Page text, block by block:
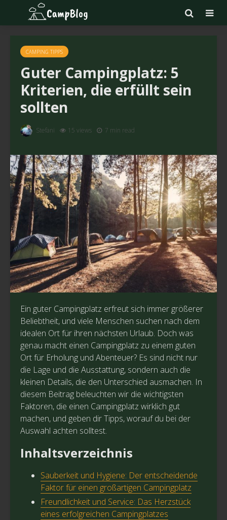
CAMPING TIPPS
Guter Campingplatz: 5
Kriterien, die erfüllt sein
sollten
Stefani 15 views 7 min read
Ein guter Campingplatz erfreut sich immer größerer
Beliebtheit, und viele Menschen suchen nach dem
idealen Ort für ihren nächsten Urlaub. Doch was
genau macht einen Campingplatz zu einem guten
Ort für Erholung und Abenteuer? Es sind nicht nur
die Lage und die Ausstattung, sondern auch die
kleinen Details, die den Unterschied ausmachen. In
diesem Beitrag beleuchten wir die wichtigsten
Faktoren, die einen Campingplatz wirklich gut
machen, und geben dir Tipps, worauf du bei der
Auswahl achten solltest.
Inhaltsverzeichnis
Sauberkeit und Hygiene: Der entscheidende
Faktor für einen großartigen Campingplatz
Freundlichkeit und Service: Das Herzstück
eines erfolgreichen Campingplatzes